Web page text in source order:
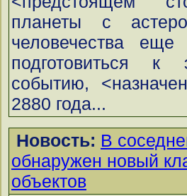
планеты с
человечества
подготовиться к
событию,
2880 года...
Новость: В
обнаружен новый
объектов